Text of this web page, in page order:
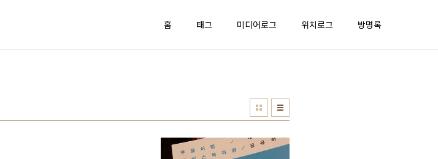
홈 태그 미디어로그 위치로그 방명록